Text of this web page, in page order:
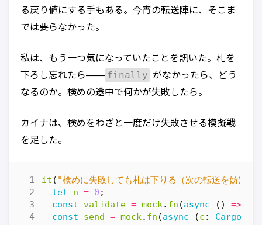
る戻り値にする手もある。今宵の転送陣に、そこま
では要らなかった。
私は、もう一つ気になっていたことを訊いた。札を
下ろし忘れたら—— finally がなかったら、どう
なるのか。検めの途中で何かが失敗したら。
カイナは、検めをわざと一度だけ失敗させる模擬戦
を足した。
it ( "検めに失敗しても札は下りる（次の転送を妨げな
let
n = 0 ;
const validate = mock. fn (async () =>
const
send = mock. fn (async (c : Cargo